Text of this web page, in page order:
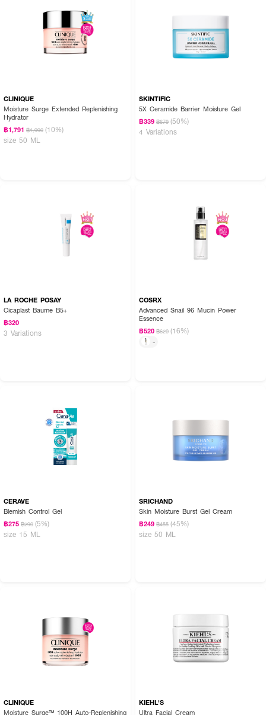
ผลลัพธ์ที่ได้ :
ไกลโคลิค แอซิด ช่วยลดเลือนจุดด่างดำ รอยดำจากสิว ผิวดูเรียบเนียนสม่ำเสมอ
เผยผิวดูโกลว์ และกระจ่างใสขึ้น
• ลดเลือนรอยดำจากสิว
• ปรับสีผิวให้ดูสม่ำเสมอ
• ช่วยให้ผิวดูกระจ่างใสขึ้น
CLINIQUE
Moisture Surge Extended Replenishing
Hydrator
฿1,791 ฿1,990 (10%)
size 50 ML
SKINTIFIC
5X Ceramide Barrier Moisture Gel
฿339 ฿679 (50%)
4 Variations
LA ROCHE POSAY
Cicaplast Baume B5+
฿320
3 Variations
COSRX
Advanced Snail 96 Mucin Power
Essence
฿520 ฿620 (16%)
-
CERAVE
Blemish Control Gel
฿275 ฿290 (5%)
size 15 ML
SRICHAND
Skin Moisture Burst Gel Cream
฿249 ฿455 (45%)
size 50 ML
CLINIQUE
Moisture Surge™ 100H Auto-Replenishing
KIEHL'S
Ultra Facial Cream